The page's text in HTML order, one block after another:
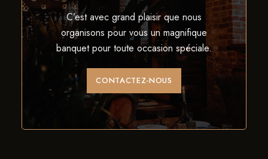
C’est avec grand plaisir que nous
organisons pour vous un magnifique
banquet pour toute occasion spéciale.
CONTACTEZ-NOUS